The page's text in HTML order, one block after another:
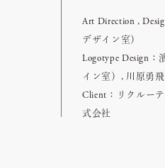
Art Direction ,
デザイン室）
Logotype Design
イン室）, 川原勇
Client：リクルー
式会社